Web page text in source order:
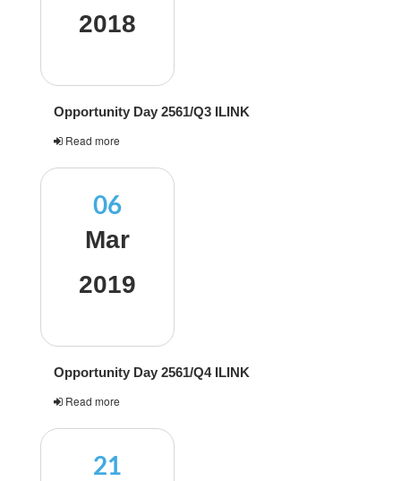
2018
Opportunity Day 2561/Q3 ILINK
Read more
06
Mar
2019
Opportunity Day 2561/Q4 ILINK
Read more
21